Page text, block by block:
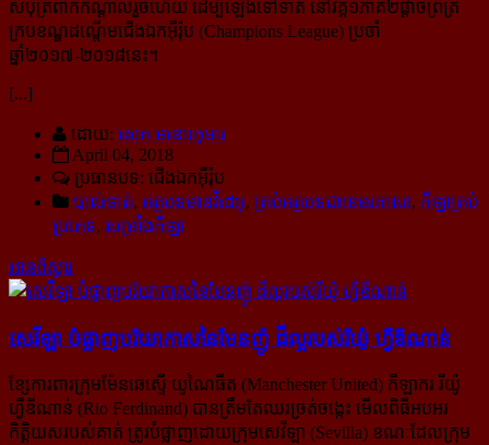
សំបុត្រ​ពាក់កណ្ដាលរួចហើយ ដើម្បីឡើងទៅទាត់ នៅវគ្គ១ភាគ២ផ្ដាច់ព្រ័ត្រ
ក្របខណ្ឌដណ្ដើមជើងឯកអ៊ឺរ៉ុប (Champions League) ប្រចាំ
ឆ្នាំ២០១៧-២០១៨នេះ។
[...]
ដោយ: សេក មនោរកុមារ
April 04, 2018
ប្រធានបទ: ជើងឯកអ៊ឺរ៉ុប
បាល់ទាត់, អត្ថបទមានវីដេអូ, គ្រប់អត្ថបទជាខេមរភាសា, កីឡាគ្រប់
ប្រភេទ, សម្រាំងកីឡា
អានពិស្ដារ
សេវីឡា បំផ្លាញ​បរិយាកាស​នៃមែនញ៉ូ ដ៏​ល្អ​របស់​រីយ៉ូ ហ្វឺឌីណាន់
ខ្សែការពារក្រុមម៉ែនឆេស្ទើ យូណៃធីត (Manchester United) កីឡាករ រីយ៉ូ
ហ្វឺឌីណាន់ (Rio Ferdinand) បានត្រឹមតែឈរ​ច្រត់ចង្កេះ មើលពិធីអបអរ
កិត្តិយសរបស់គាត់ ត្រូវបំផ្លាញដោយក្រុមសេវីឡា (Sevilla) ខណៈដែលក្រុម